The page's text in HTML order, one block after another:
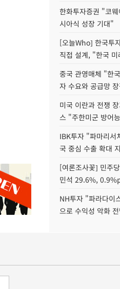
한화투자증권 "코
시아식 성장 기대"
[오늘Who] 한국투
직접 설계, "한국 미
중국 관영매체 "한
자 수요와 공급망
미국 이란과 전쟁
스 "주한미군 방어
IBK투자 "파마리서
국 중심 수출 확대
[여론조사꽃] 민주
민석 29.6%,
NH투자 "파라다이
으로 수익성 악화